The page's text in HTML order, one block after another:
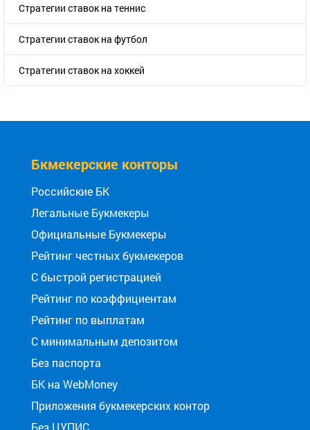
Стратегии ставок на теннис
Стратегии ставок на футбол
Стратегии ставок на хоккей
Бкмекерские конторы
Российские БК
Легальные Букмекеры
Официальные Букмекеры
Рейтинг честных букмекеров
С быстрой регистрацией
Рейтинг по коэффициентам
Рейтинг по выплатам
С минимальным депозитом
Без паспорта
БК на WebMoney
Приложения букмекерских контор
Без ЦУПИС